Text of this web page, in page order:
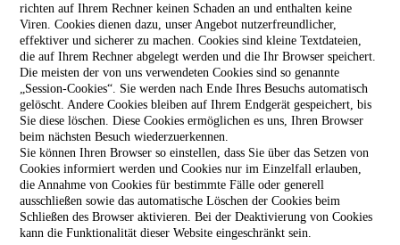
richten auf Ihrem Rechner keinen Schaden an und enthalten keine
Viren. Cookies dienen dazu, unser Angebot nutzerfreundlicher,
effektiver und sicherer zu machen. Cookies sind kleine Textdateien,
die auf Ihrem Rechner abgelegt werden und die Ihr Browser speichert.
Die meisten der von uns verwendeten Cookies sind so genannte
„Session-Cookies“. Sie werden nach Ende Ihres Besuchs automatisch
gelöscht. Andere Cookies bleiben auf Ihrem Endgerät gespeichert, bis
Sie diese löschen. Diese Cookies ermöglichen es uns, Ihren Browser
beim nächsten Besuch wiederzuerkennen.
Sie können Ihren Browser so einstellen, dass Sie über das Setzen von
Cookies informiert werden und Cookies nur im Einzelfall erlauben,
die Annahme von Cookies für bestimmte Fälle oder generell
ausschließen sowie das automatische Löschen der Cookies beim
Schließen des Browser aktivieren. Bei der Deaktivierung von Cookies
kann die Funktionalität dieser Website eingeschränkt sein.